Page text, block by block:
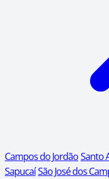
Campos do JordãoSanto
SapucaíSão José dos